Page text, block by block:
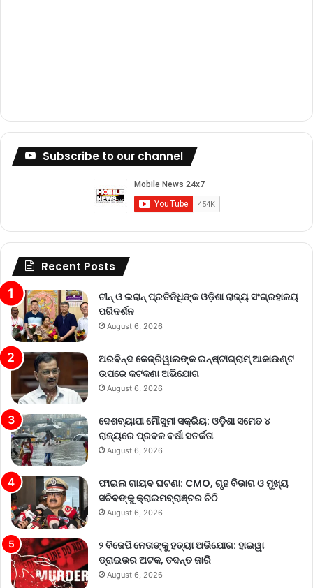
Subscribe to our channel
Recent Posts
ଚୀନ୍ ଓ ଇରାନ୍ ପ୍ରତିନିଧିଙ୍କ ଓଡ଼ିଶା ରାଜ୍ୟ ସଂଗ୍ରହାଳୟ
ପରିଦର୍ଶନ
August 6, 2026
ଅରବିନ୍ଦ କେଜ୍ରିୱାଲଙ୍କ ଇନ୍‌ଷ୍ଟାଗ୍ରାମ୍ ଆକାଉଣ୍ଟ
ଉପରେ କଟକଣା ଅଭିଯୋଗ
August 6, 2026
ଦେଶବ୍ୟାପୀ ମୌସୁମୀ ସକ୍ରିୟ: ଓଡ଼ିଶା ସମେତ ୪
ରାଜ୍ୟରେ ପ୍ରବଳ ବର୍ଷା ସତର୍କତା
August 6, 2026
ଫାଇଲ ଗାୟବ ଘଟଣା: CMO, ଗୃହ ବିଭାଗ ଓ ମୁଖ୍ୟ
ସଚିବଙ୍କୁ କ୍ରାଇମବ୍ରାଞ୍ଚର ଚିଠି
August 6, 2026
୨ ବିଜେପି ନେତାଙ୍କୁ ହତ୍ୟା ଅଭିଯୋଗ: ହାଇୱା
ଡ୍ରାଇଭର ଅଟକ, ତଦନ୍ତ ଜାରି
August 6, 2026